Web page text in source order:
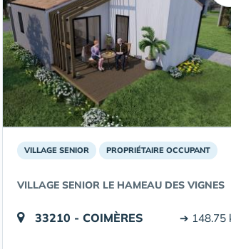
VILLAGE SENIOR PROPRIÉTAIRE OCCUPANT
VILLAGE SENIOR LE HAMEAU DES VIGNES
33210 - COIMÈRES ➔ 148.75